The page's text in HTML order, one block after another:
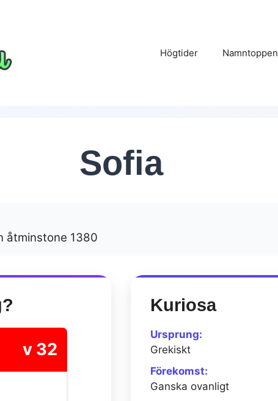
Högtider Namntoppen
Sofia
åtminstone 1380
v 32
Kuriosa
Ursprung:
Grekiskt
Förekomst:
Ganska ovanligt